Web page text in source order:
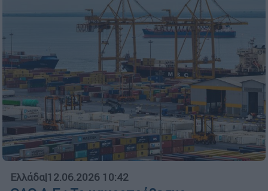
Ελλάδα|12.06.2026 10:42